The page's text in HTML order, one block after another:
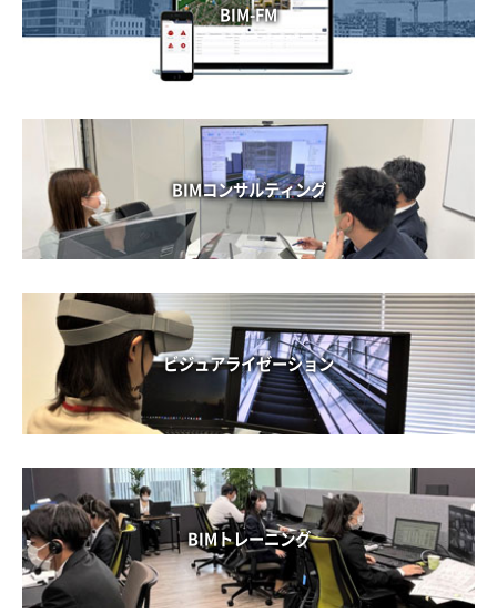
BIM-FM
BIMコンサルティング
ビジュアライゼーション
BIMトレーニング